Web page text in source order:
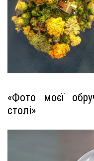
«Фото моєї
столі»